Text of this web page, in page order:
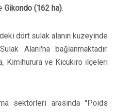
Gikondo (162 ha).
dört sulak alanın kuzeyinde
Alanı'na bağlanmaktadır.
Kimihurura ve Kicukiro ilçeleri
sektörleri arasında "Poids